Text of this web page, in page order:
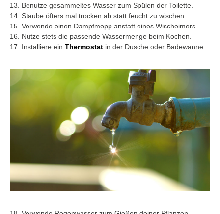
13. Benutze gesammeltes Wasser zum Spülen der Toilette.
14. Staube öfters mal trocken ab statt feucht zu wischen.
15. Verwende einen Dampfmopp anstatt eines Wischeimers.
16. Nutze stets die passende Wassermenge beim Kochen.
17. Installiere ein Thermostat in der Dusche oder Badewanne.